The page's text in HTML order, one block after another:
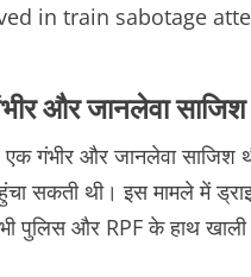
in train sabotage
और जानलेवा साजिश
गंभीर और जानलेवा साजिश
सकती थी। इस मामले में
पुलिस और RPF के हाथ